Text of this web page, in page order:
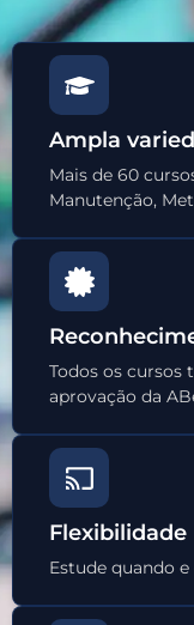
Ampla
Mais de 60
Manutenção,
Todos os
aprovação da
Flexibilidade
Estude quando